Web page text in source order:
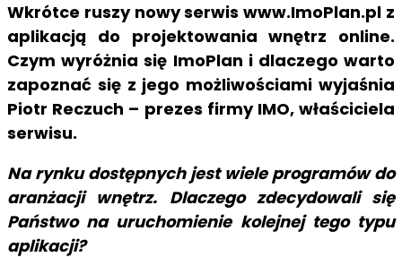
Wkrótce ruszy nowy serwis www.ImoPlan.pl z
aplikacją do projektowania wnętrz online.
Czym wyróżnia się ImoPlan i dlaczego warto
zapoznać się z jego możliwościami wyjaśnia
Piotr Reczuch – prezes firmy IMO, właściciela
serwisu.
Na rynku dostępnych jest wiele programów do
aranżacji wnętrz. Dlaczego zdecydowali się
Państwo na uruchomienie kolejnej tego typu
aplikacji?